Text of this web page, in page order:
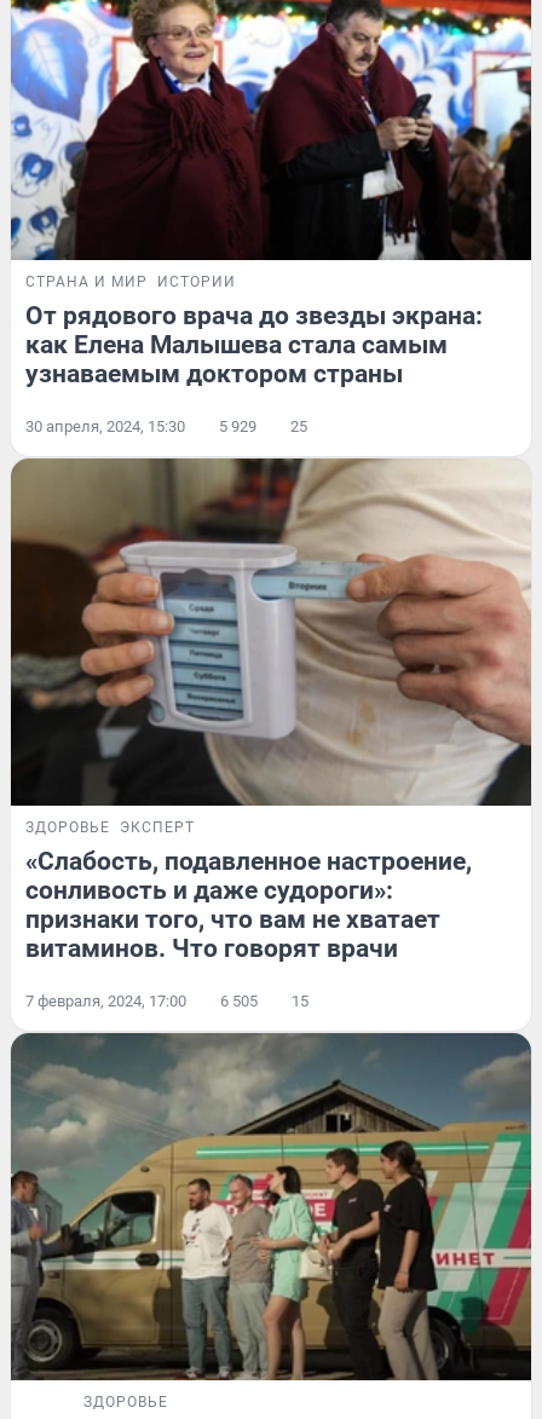
СТРАНА И МИР ИСТОРИИ
От рядового врача до звезды экрана:
как Елена Малышева стала самым
узнаваемым доктором страны
30 апреля, 2024, 15:30 5 929 25
ЗДОРОВЬЕ ЭКСПЕРТ
«Слабость, подавленное настроение,
сонливость и даже судороги»:
признаки того, что вам не хватает
витаминов. Что говорят врачи
7 февраля, 2024, 17:00 6 505 15
ЗДОРОВЬЕ